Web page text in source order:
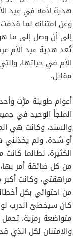
هدية لأمه في عيد
وعن امتنانه لما
إلى أن وصل إلى ما هو
تُعد هدية عيد الأم
الأم في حياتها،
مقابل.
أعوام طويلة مرَّت
الملجأ الوحيد في
والسند، وكانت هي
أو شدة، ولم
الكثيرة، لطالما
من كل ضائقة أمر
مراهقتي، وكانت
من احتوائي بكل
كان سيخطئ الدرب
متواضعة رمزية،
والامتنان لكل